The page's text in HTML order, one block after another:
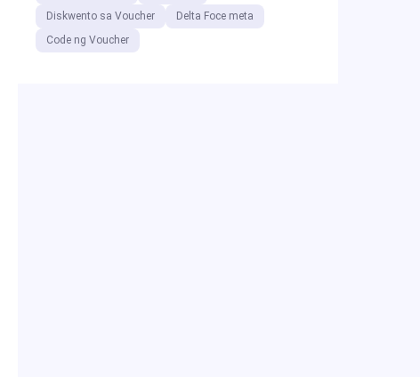
Diskwento sa Voucher
Delta Foce meta
Code ng Voucher